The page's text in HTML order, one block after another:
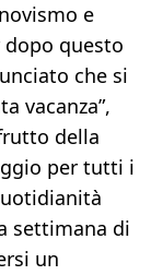
e
dopo questo
che si
vacanza”,
della
per tutti i
settimana di
un